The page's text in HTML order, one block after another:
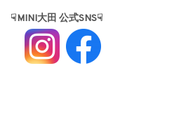
☟MINI大田 公式SNS☟